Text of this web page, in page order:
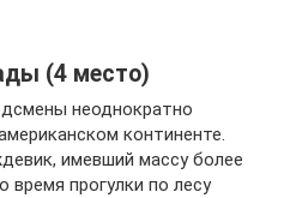
(4 место)
неоднократно
континенте.
имевший массу более
время прогулки по лесу